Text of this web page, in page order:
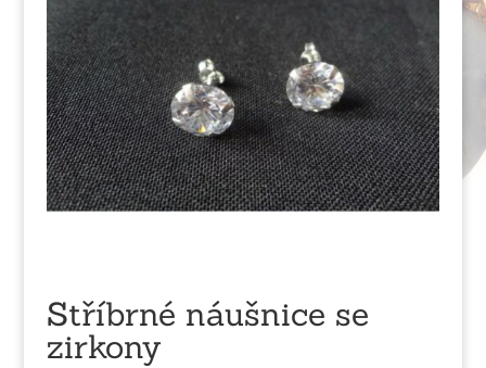
Stříbrné náušnice se
zirkony